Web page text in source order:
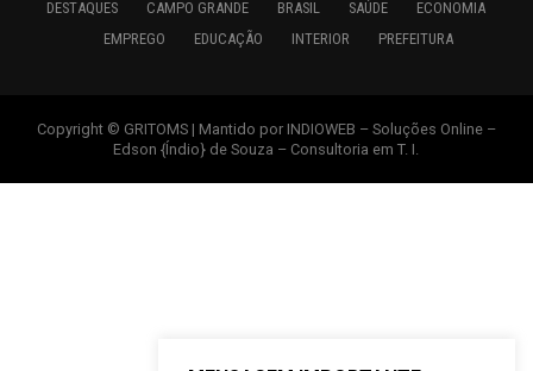
DESTAQUES CAMPO GRANDE BRASIL SAÚDE
ECONOMIA
EMPREGO
EDUCAÇÃO INTERIOR PREFEITURA
Copyright © GRITOMS | Mantido por INDIOWEB – Soluções Online –
Edson {Índio} de Souza – Consultoria em T. I.